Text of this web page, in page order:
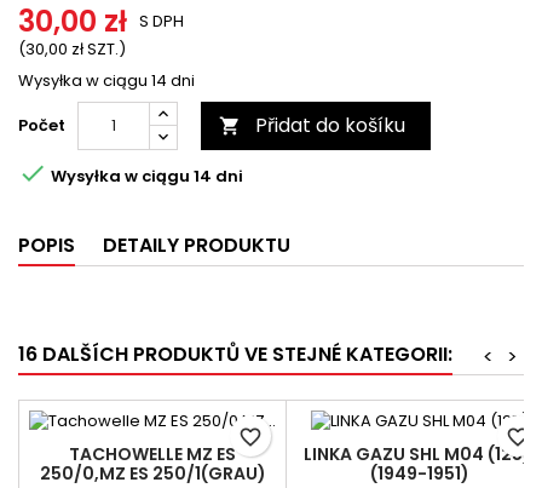
30,00 zł
(30,00 zł SZT.)
S DPH
Wysyłka w ciągu 14 dni
Počet
 Přidat do košíku
 Wysyłka w ciągu 14 dni
POPIS DETAILY PRODUKTU
16 DALŠÍCH PRODUKTŮ VE STEJNÉ KATEGORII: >
<
TACHOWELLE MZ ES
250/0,MZ ES 250/1(GRAU)
favorite_border
LINKA GAZU SHL M04 (125),
(1949-1951)
favorite_border